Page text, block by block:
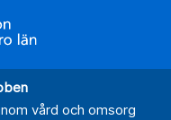
vård och omsorg